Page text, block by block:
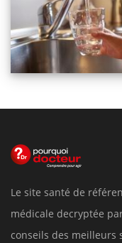
Le site santé de
médicale decryptée
conseils des meilleurs